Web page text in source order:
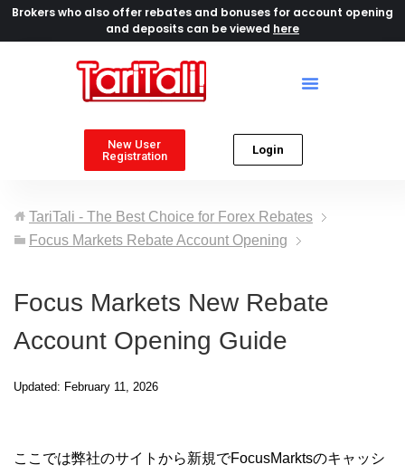
Brokers who also offer rebates and bonuses for account opening
and deposits can be viewed here
New User
Registration
Login
TariTali - The Best Choice for Forex Rebates
Focus Markets Rebate Account Opening
Focus Markets New Rebate
Account Opening Guide
Updated: February 11, 2026
ここでは弊社のサイトから新規でFocusMarktsのキャッシ